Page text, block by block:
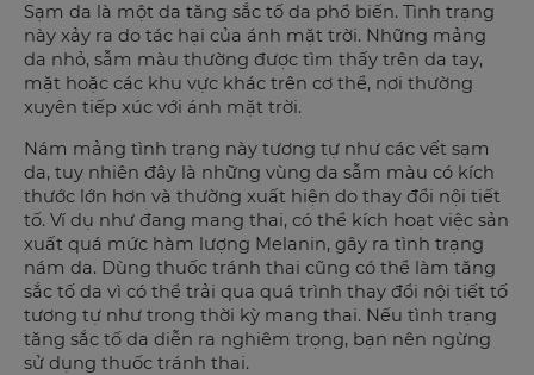
Sạm da là một da tăng sắc tố da phổ biến. Tình trạng
này xảy ra do tác hại của ánh mặt trời. Những mảng
da nhỏ, sẫm màu thường được tìm thấy trên da tay,
mặt hoặc các khu vực khác trên cơ thể, nơi thường
xuyên tiếp xúc với ánh mặt trời.
Nám mảng tình trạng này tương tự như các vết sạm
da, tuy nhiên đây là những vùng da sẫm màu có kích
thước lớn hơn và thường xuất hiện do thay đổi nội tiết
tố. Ví dụ như đang mang thai, có thể kích hoạt việc sản
xuất quá mức hàm lượng Melanin, gây ra tình trạng
nám da. Dùng thuốc tránh thai cũng có thể làm tăng
sắc tố da vì có thể trải qua quá trình thay đổi nội tiết tố
tương tự như trong thời kỳ mang thai. Nếu tình trạng
tăng sắc tố da diễn ra nghiêm trọng, bạn nên ngừng
sử dụng thuốc tránh thai.